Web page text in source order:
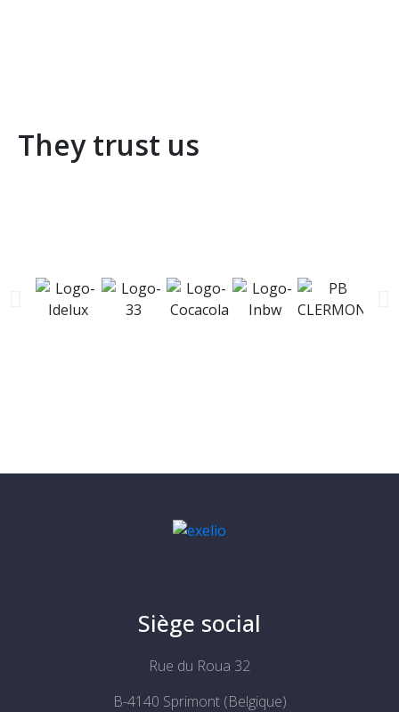
They trust us
Siège social
Rue du Roua 32
B-4140 Sprimont (Belgique)